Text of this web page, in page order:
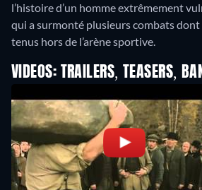
l’histoire d’un homme extrêmement
qui a surmonté plusieurs combats dont
tenus hors de l’arène sportive.
VIDEOS: TRAILERS, TEASERS,